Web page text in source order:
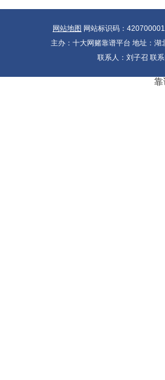
网站地图 网站标识码：
主办：十大网赌靠谱平台 地址：
联系人：刘子召 联
靠